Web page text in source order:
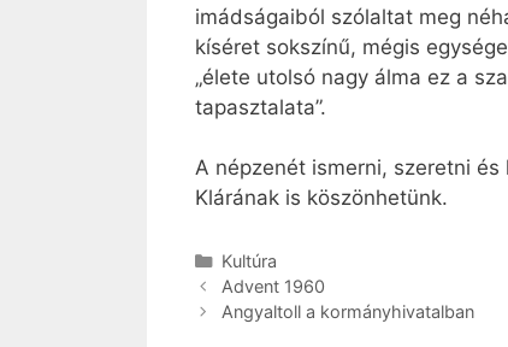
imádságaiból szólaltat meg
kíséret sokszínű, mégis
„élete utolsó nagy álma ez a
tapasztalata”.
A népzenét ismerni, szeretni
Klárának is köszönhetünk.
Kategória
Kultúra
Advent 1960
Angyaltoll a kormányhivatalban